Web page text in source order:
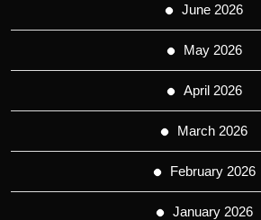
June 2026
May 2026
April 2026
March 2026
February 2026
January 2026